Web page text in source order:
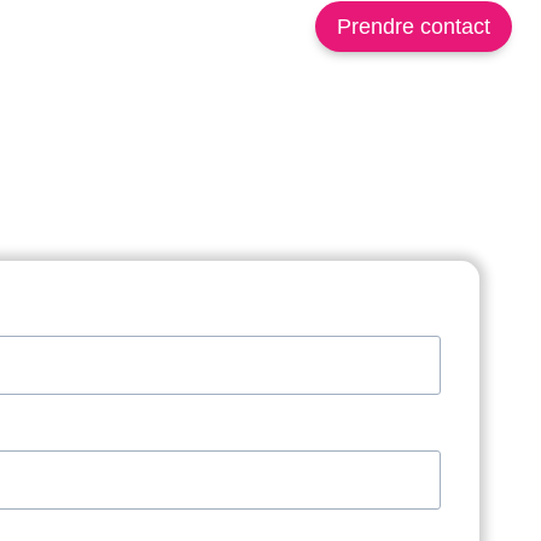
Prendre contact